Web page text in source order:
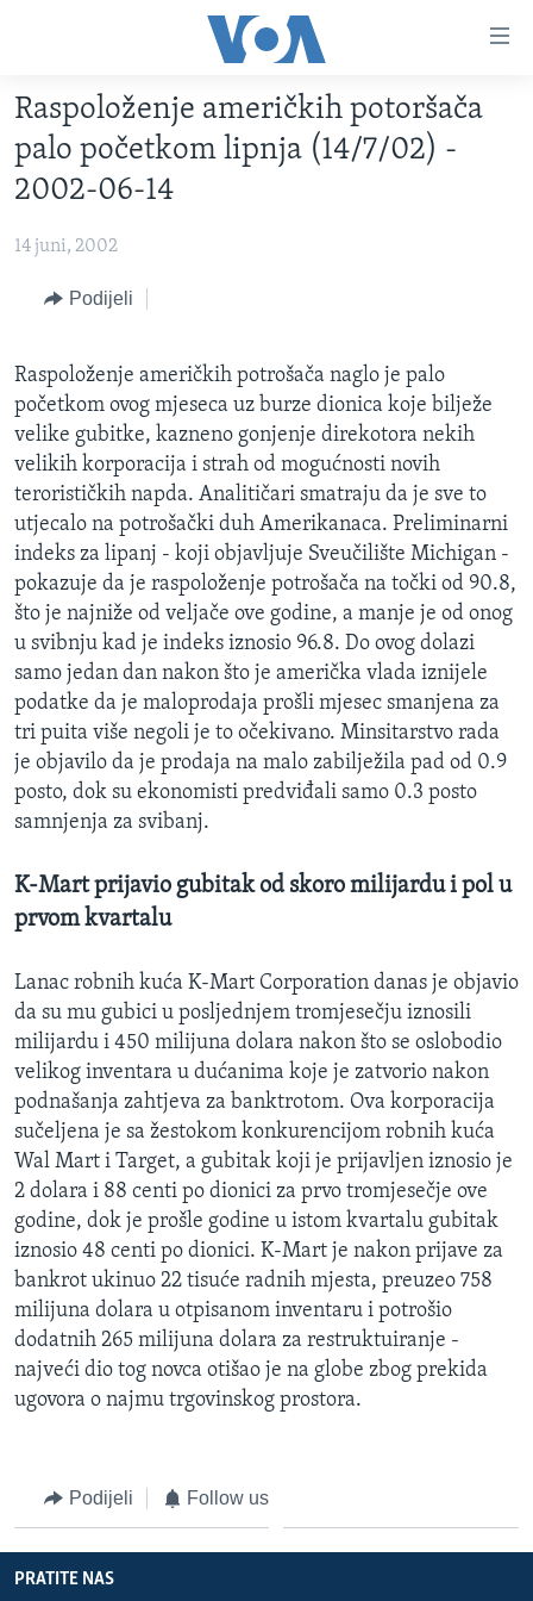
glavni
sadržaj
Pređi
na
glavnu
navigaciju
TV PROGRAM
VIDEO
VIJESTI
SJEDINJENE AMERIČKE DRŽAVE
SVIJET
NAUKA I TEHNOLOGIJA
KORUPCIJA
SLOBODA MEDIJA
ŽENSKA STRANA
IZBJEGLIČKA STRANA
MAGAZIN
O GLASU AMERIKE
Learning English
PRATITE NAS
Jezici
Raspoloženje američkih potoršača
palo početkom lipnja (14/7/02) -
2002-06-14
14 juni, 2002
Podijeli
Raspoloženje američkih potrošača naglo je palo
početkom ovog mjeseca uz burze dionica koje bilježe
velike gubitke, kazneno gonjenje direkotora nekih
velikih korporacija i strah od mogućnosti novih
terorističkih napda. Analitičari smatraju da je sve to
utjecalo na potrošački duh Amerikanaca. Preliminarni
indeks za lipanj - koji objavljuje Sveučilište Michigan -
pokazuje da je raspoloženje potrošača na točki od 90.8,
što je najniže od veljače ove godine, a manje je od onog
u svibnju kad je indeks iznosio 96.8. Do ovog dolazi
samo jedan dan nakon što je američka vlada iznijele
podatke da je maloprodaja prošli mjesec smanjena za
tri puita više negoli je to očekivano. Minsitarstvo rada
je objavilo da je prodaja na malo zabilježila pad od 0.9
posto, dok su ekonomisti predviđali samo 0.3 posto
samnjenja za svibanj.
K-Mart prijavio gubitak od skoro milijardu i pol u
prvom kvartalu
Lanac robnih kuća K-Mart Corporation danas je objavio
da su mu gubici u posljednjem tromjesečju iznosili
milijardu i 450 milijuna dolara nakon što se oslobodio
velikog inventara u dućanima koje je zatvorio nakon
podnašanja zahtjeva za banktrotom. Ova korporacija
sučeljena je sa žestokom konkurencijom robnih kuća
Wal Mart i Target, a gubitak koji je prijavljen iznosio je
2 dolara i 88 centi po dionici za prvo tromjesečje ove
godine, dok je prošle godine u istom kvartalu gubitak
iznosio 48 centi po dionici. K-Mart je nakon prijave za
bankrot ukinuo 22 tisuće radnih mjesta, preuzeo 758
milijuna dolara u otpisanom inventaru i potrošio
dodatnih 265 milijuna dolara za restruktuiranje -
najveći dio tog novca otišao je na globe zbog prekida
ugovora o najmu trgovinskog prostora.
Podijeli Follow us
PRATITE NAS